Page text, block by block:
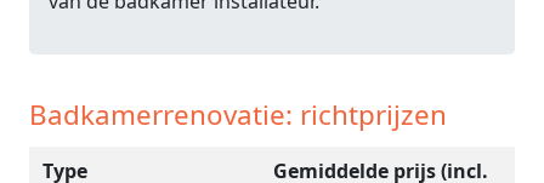
Badkamerrenovatie: richtprijzen
Type Gemiddelde prijs (incl.